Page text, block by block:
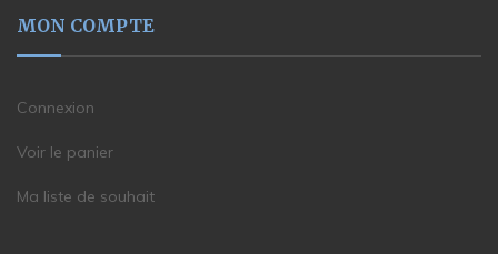
MON COMPTE
Connexion
Voir le panier
Ma liste de souhait